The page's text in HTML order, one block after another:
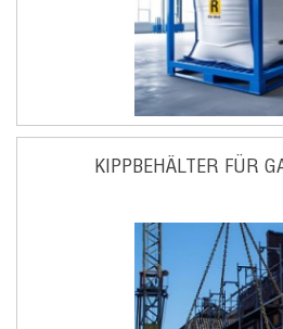
KIPPBEHÄLTER FÜR